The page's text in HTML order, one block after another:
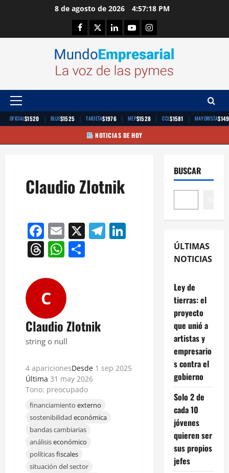
8 de agosto de 2026 4:57:18 PM
Facebook
TwitterLinkedinYoutubeInstagram
Menú
principal
OFICIAL$1520 | BLUE$1525 | TARJETA$1976 | MEP$1528 | CCL$1581 | MAYORISTA
NOTICIAS DE HOY
Claudio Zlotnik
Facebook
Email
X Telegram
Threads
WhatsApp
C
Claudio Zlotnik
string o null
4 aparicionesDesde 1 sep 2025
Última 31 may 2026
Tono: preocupado
financiamiento externo
sostenibilidad económica
bandas cambiarias
análisiseconómico
políticasfiscales
situación del sector
BUSCAR
ÚLTIMAS
NOTICIAS
Ley de
tierras: el
proyecto
que unió a
artistas y
empresario
s contra el
gobierno
Solo 2 de
cada 10
jóvenes
quieren ser
sus propios
jefes